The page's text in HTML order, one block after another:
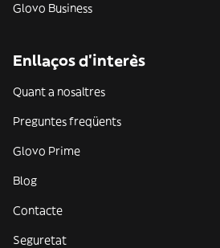
Glovo Business
Enllaços d'interès
Quant a nosaltres
Preguntes freqüents
Glovo Prime
Blog
Contacte
Seguretat